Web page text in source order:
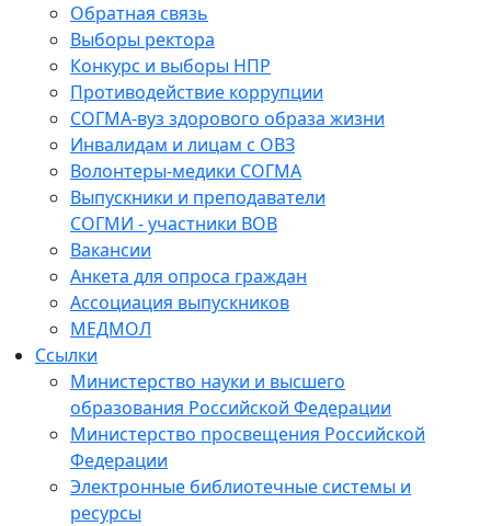
Обратная связь
Выборы ректора
Конкурс и выборы НПР
Противодействие коррупции
СОГМА-вуз здорового образа жизни
Инвалидам и лицам с ОВЗ
Волонтеры-медики СОГМА
Выпускники и преподаватели
СОГМИ - участники ВОВ
Вакансии
Анкета для опроса граждан
Ассоциация выпускников
МЕДМОЛ
Ссылки
Министерство науки и высшего
образования Российской Федерации
Министерство просвещения Российской
Федерации
Электронные библиотечные системы и
ресурсы